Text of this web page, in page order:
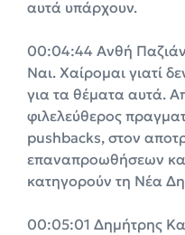
αυτά υπάρχουν.
00:04:44 Ανθή
Ναι. Χαίρομαι γιατί
για τα θέματα αυτά.
φιλελεύθερος
pushbacks, στον
επαναπροωθήσεων
κατηγορούν τη Νέα
00:05:01 Δημήτρης